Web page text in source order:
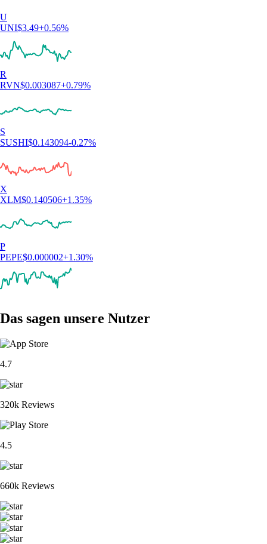
U
UNI$3.49+0.56%
R
RVN$0.003087+0.79%
S
SUSHI$0.143094-0.27%
X
XLM$0.140506+1.35%
P
PEPE$0.000002+1.30%
Das sagen unsere Nutzer
4.7
320k Reviews
4.5
660k Reviews